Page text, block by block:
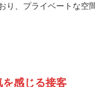
り、プライベートな空
感じる接客